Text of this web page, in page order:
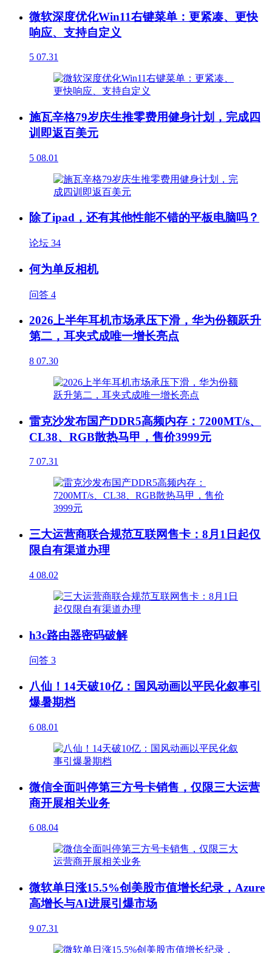
微软深度优化Win11右键菜单：更紧凑、更快
响应、支持自定义
5 07.31
施瓦辛格79岁庆生推零费用健身计划，完成四
训即返百美元
5 08.01
除了ipad，还有其他性能不错的平板电脑吗？
论坛 34
何为单反相机
问答 4
2026上半年耳机市场承压下滑，华为份额跃升
第二，耳夹式成唯一增长亮点
8 07.30
雷克沙发布国产DDR5高频内存：7200MT/s、
CL38、RGB散热马甲，售价3999元
7 07.31
三大运营商联合规范互联网售卡：8月1日起仅
限自有渠道办理
4 08.02
h3c路由器密码破解
问答 3
八仙！14天破10亿：国风动画以平民化叙事引
爆暑期档
6 08.01
微信全面叫停第三方号卡销售，仅限三大运营
商开展相关业务
6 08.04
微软单日涨15.5%创美股市值增长纪录，Azure
高增长与AI进展引爆市场
9 07.31